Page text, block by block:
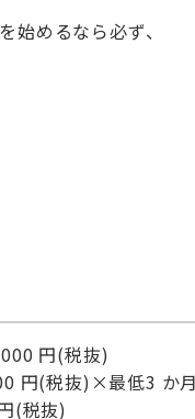
始めるなら必ず、
円(税抜)
円(税抜)×最低3 か
(税抜)